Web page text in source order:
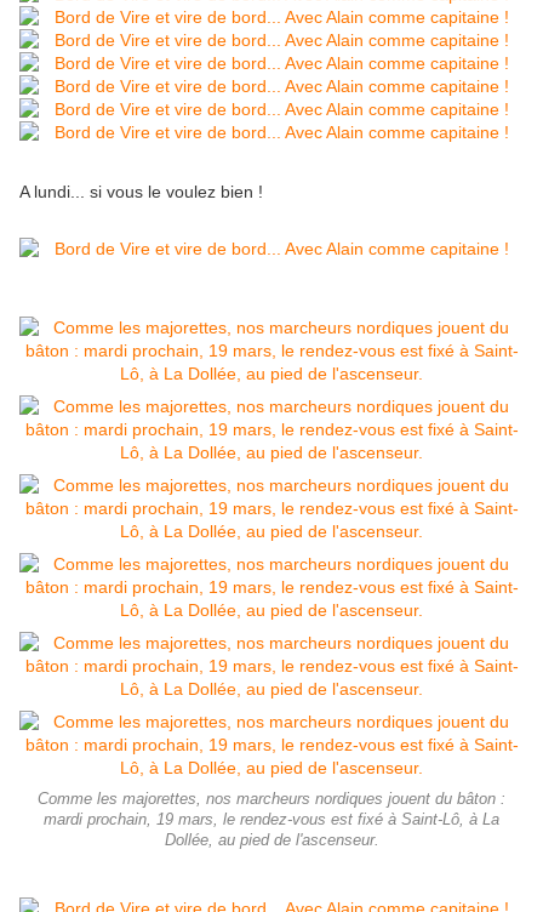
A lundi... si vous le voulez bien !
Comme les majorettes, nos marcheurs nordiques jouent du bâton :
mardi prochain, 19 mars, le rendez-vous est fixé à Saint-Lô, à La
Dollée, au pied de l'ascenseur.